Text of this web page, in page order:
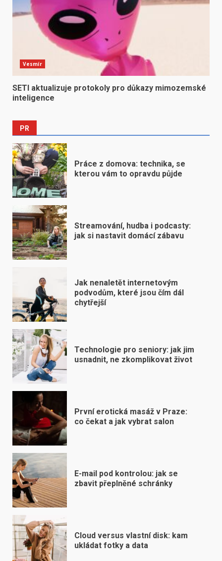
Vesmír
SETI aktualizuje protokoly pro důkazy mimozemské
inteligence
PR
Práce z domova: technika, se
kterou vám to opravdu půjde
Streamování, hudba i podcasty:
jak si nastavit domácí zábavu
Jak nenaletět internetovým
podvodům, které jsou čím dál
chytřejší
Technologie pro seniory: jak jim
usnadnit, ne zkomplikovat život
První erotická masáž v Praze:
co čekat a jak vybrat salon
E-mail pod kontrolou: jak se
zbavit přeplněné schránky
Cloud versus vlastní disk: kam
ukládat fotky a data